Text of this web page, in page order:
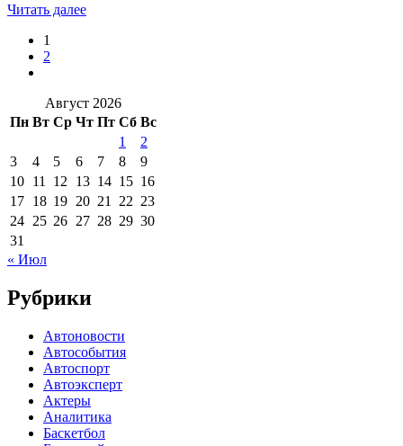
Читать далее
1
2
Август 2026
Пн Вт Ср Чт Пт Сб Вс
1
2
3
4 5 6 7 8
9
10 11 12 13 14 15 16
17 18 19 20 21 22 23
24 25 26 27 28 29 30
31
« Июл
Рубрики
Автоновости
Автособытия
Автоспорт
Автоэксперт
Актеры
Аналитика
Баскетбол